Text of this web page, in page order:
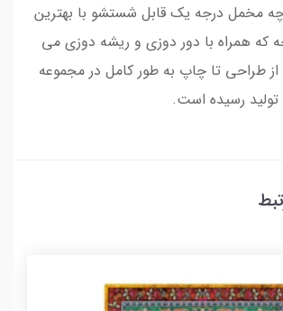
مخمل درجه یک قابل شستشو با بهترین
که همراه با دور دوزی و ریشه دوزی می
طراحی تا چاپ به طور کامل در مجموعه
تولید رسیده است.